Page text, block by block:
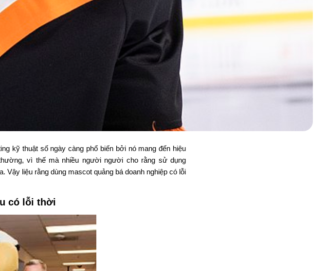
kỹ thuật số ngày càng phổ biến bởi nó mang đến hiệu
vì thế mà nhiều người người cho rằng sử dụng
Vậy liệu rằng dùng mascot quảng bá doanh nghiệp có lỗi
có lỗi thời